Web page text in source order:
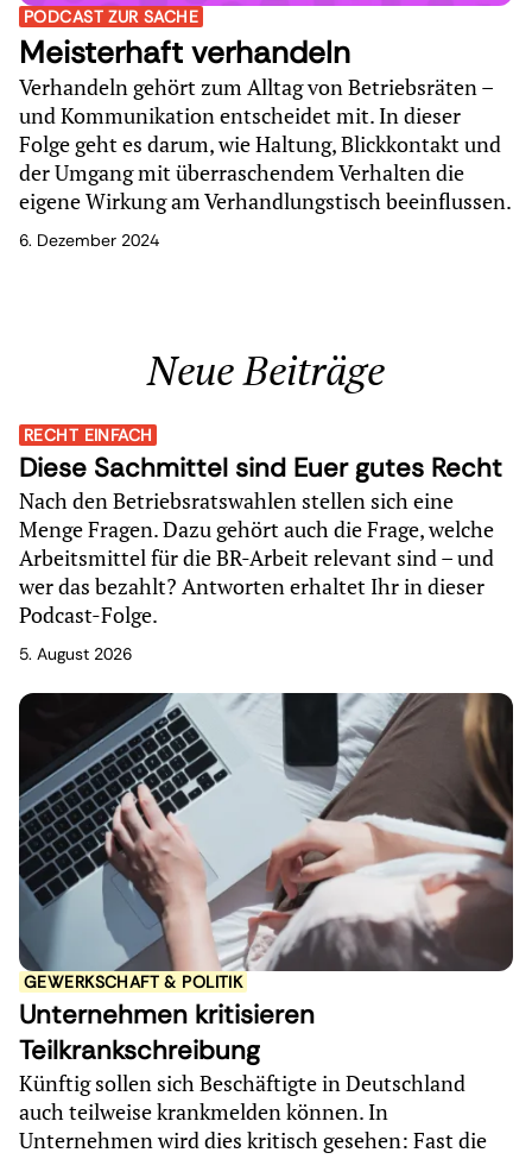
PODCAST ZUR SACHE
Meisterhaft verhandeln
Verhandeln gehört zum Alltag von Betriebsräten –
und Kommunikation entscheidet mit. In dieser
Folge geht es darum, wie Haltung, Blickkontakt und
der Umgang mit überraschendem Verhalten die
eigene Wirkung am Verhandlungstisch beeinflussen.
6. Dezember 2024
Neue Beiträge
RECHT EINFACH
Diese Sachmittel sind Euer gutes Recht
Nach den Betriebsratswahlen stellen sich eine
Menge Fragen. Dazu gehört auch die Frage, welche
Arbeitsmittel für die BR-Arbeit relevant sind – und
wer das bezahlt? Antworten erhaltet Ihr in dieser
Podcast-Folge.
5. August 2026
GEWERKSCHAFT & POLITIK
Unternehmen kritisieren
Teilkrankschreibung
Künftig sollen sich Beschäftigte in Deutschland
auch teilweise krankmelden können. In
Unternehmen wird dies kritisch gesehen: Fast die